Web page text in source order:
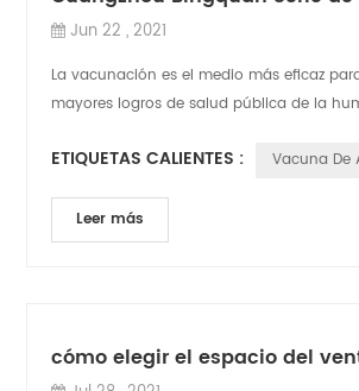
Jun 22 , 2021
La vacunación es el medio más eficaz
mayores logros de salud pública de la
ETIQUETAS CALIENTES : Vacuna De
Leer más
cómo elegir el espacio del